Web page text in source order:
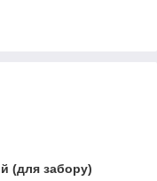
(для забору)